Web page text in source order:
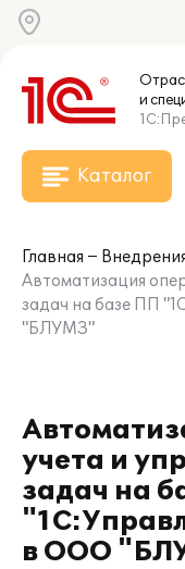
и
Каталог
Главная
Автоматизация
задач на базе ПП
"БЛУМЗ"
учета и
задач на
в ООО